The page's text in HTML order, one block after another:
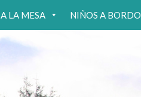
A LA MESA NIÑOS A BORDO